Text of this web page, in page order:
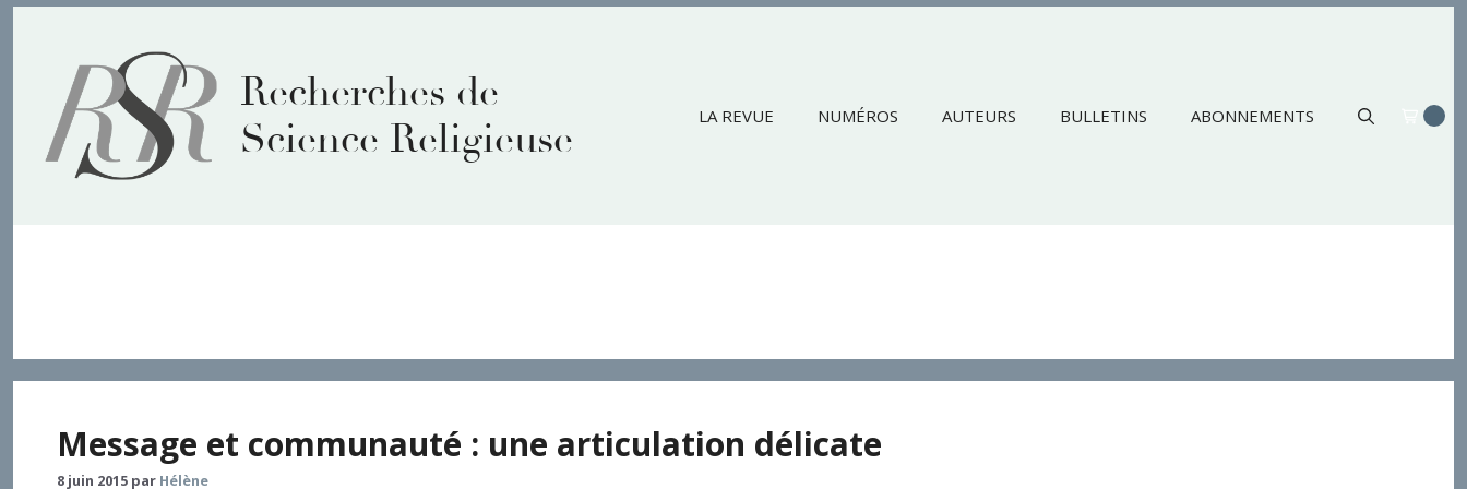
contenu
Recherches de
Science Religieuse
LA REVUE NUMÉROS AUTEURS BULLETINS ABONNEMENTS
Message et communauté : une articulation délicate
8 juin 2015 par Hélène